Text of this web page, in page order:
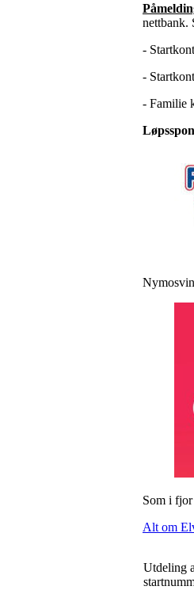
nettbank.
-
-
- Familie
Som i
Alt om
Utdeling